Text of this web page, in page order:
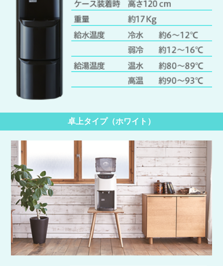
卓上タイプ（ホワイト）